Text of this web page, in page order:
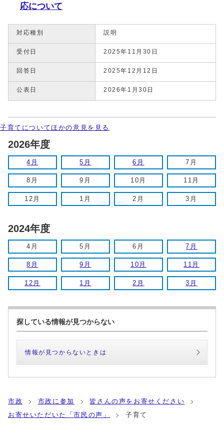
応について
対応種別 説明
受付日 2025年11月30日
回答日 2025年12月12日
公表日 2026年1月30日
子育てについてほかの意見を見る
2026年度
4月 5月 6月 7月
8月 9月 10月 11月
12月 1月 2月 3月
2024年度
4月 5月 6月 7月
8月 9月 10月 11月
12月 1月 2月 3月
探している情報が見つからない
情報が見つからないときは
市政 市政に参加
皆さんの声をお寄せください
お寄せいただいた「市民の声」
子育て